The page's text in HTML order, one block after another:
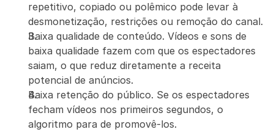
repetitivo, copiado ou polêmico pode levar à
desmonetização, restrições ou remoção do canal.
Baixa qualidade de conteúdo. Vídeos e sons de
baixa qualidade fazem com que os espectadores
saiam, o que reduz diretamente a receita
potencial de anúncios.
Baixa retenção do público. Se os espectadores
fecham vídeos nos primeiros segundos, o
algoritmo para de promovê-los.